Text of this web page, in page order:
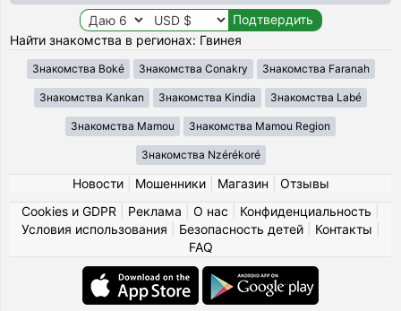
Найти знакомства в регионах: Гвинея
Знакомства Boké Знакомства Conakry Знакомства Faranah
Знакомства Kankan Знакомства Kindia Знакомства Labé
Знакомства Mamou Знакомства Mamou Region
Знакомства Nzérékoré
Новости| Мошенники| Магазин
Отзывы
Cookies и GDPR
Реклама О нас Конфиденциальность
Условия использования
Безопасность детей| Контакты
FAQ